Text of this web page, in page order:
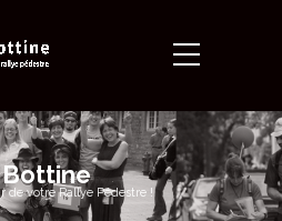
de votre Rallye Pédestre !